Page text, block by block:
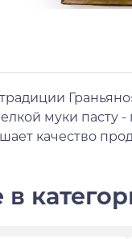
муки пасту
качество